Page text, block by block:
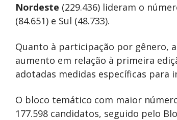
Nordeste (229.436) lideram o
(84.651) e Sul (48.733).
Quanto à participação por gênero,
aumento em relação à primeira
adotadas medidas específicas
O bloco temático com maior
177.598 candidatos, seguido pelo